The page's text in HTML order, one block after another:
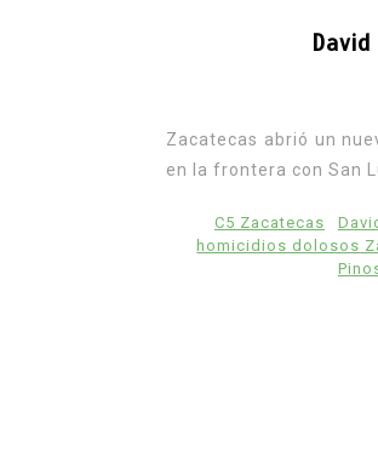
Zacatecas abrió un
en la frontera con San
C5 Zacatecas
homicidios dolosos